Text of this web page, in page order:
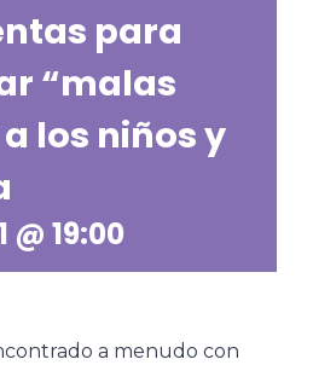
para
“malas
los niños y
@ 19:00
a menudo con